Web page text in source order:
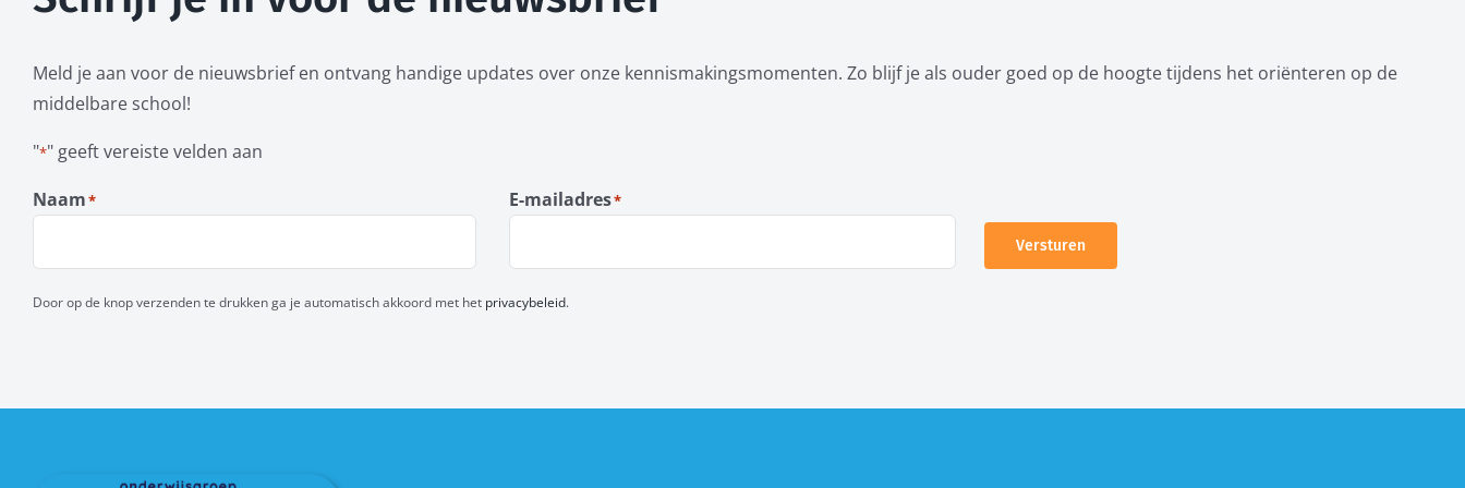
Meld je aan voor de nieuwsbrief en ontvang handige updates over onze kennismakingsmomenten. Zo blijf je als ouder goed op de hoogte tijdens het oriënteren op de
middelbare school!
"*" geeft vereiste velden aan
Naam* E-mailadres*
Versturen
Door op de knop verzenden te drukken ga je automatisch akkoord met het privacybeleid.